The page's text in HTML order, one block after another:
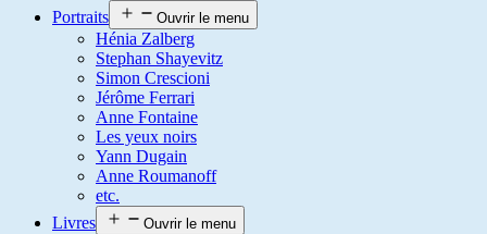
Portraits
Ouvrir le menu
Hénia Zalberg
Stephan Shayevitz
Simon Crescioni
Jérôme Ferrari
Anne Fontaine
Les yeux noirs
Yann Dugain
Anne Roumanoff
etc.
Livres
Ouvrir le menu